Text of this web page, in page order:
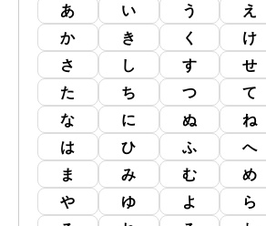
あ い う え
か
き く け
さ
し す せ
た
ち つ て
な
に ぬ ね
は
ひ ふ へ
ま
み む め
や
ゆ よ ら